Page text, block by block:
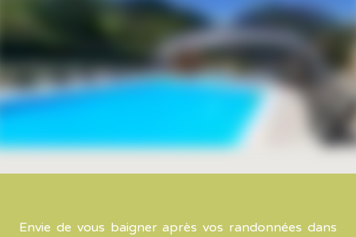
Envie de vous baigner après vos randonnées dans